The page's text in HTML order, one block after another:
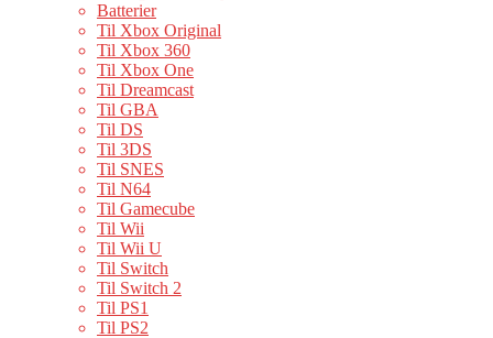
Batterier
Til Xbox Original
Til Xbox 360
Til Xbox One
Til Dreamcast
Til GBA
Til DS
Til 3DS
Til SNES
Til N64
Til Gamecube
Til Wii
Til Wii U
Til Switch
Til Switch 2
Til PS1
Til PS2